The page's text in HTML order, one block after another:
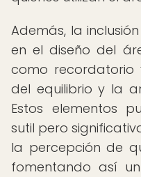
Además, la
en el diseño del
como recordatorio
del equilibrio y la
Estos elementos
sutil pero
la percepción de
fomentando así